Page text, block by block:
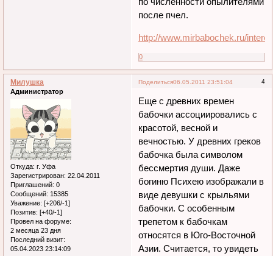
после пчел.
http://www.mirbabochek.ru/
0
Поделиться 4
06.05.2011 23:51:04
Милушка
Администратор
Откуда: г. Уфа
Зарегистрирован: 22.04.2011
Приглашений: 0
Сообщений: 15385
Уважение: [+206/-1]
Позитив: [+40/-1]
Провел на форуме:
2 месяца 23 дня
Последний визит:
05.04.2023 23:14:09
Еще с древних времен
бабочки ассоциировались с
красотой, весной и
вечностью. У древних греков
бабочка была символом
бессмертия души. Даже
богиню Психею изображали в
виде девушки с крыльями
бабочки. С особенным
трепетом к бабочкам
относятся в Юго-Восточной
Азии. Считается, то увидеть